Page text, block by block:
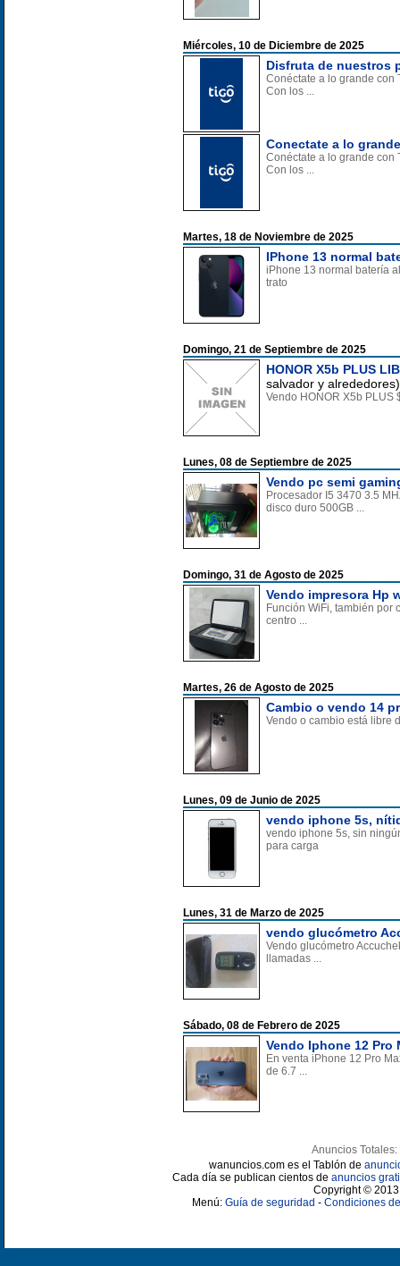
Miércoles, 10 de Diciembre de 2025
Disfruta de nuestros
Conéctate a lo grande con
Con los ...
Conectate a lo
Conéctate a lo grande con
Con los ...
Martes, 18 de Noviembre de 2025
IPhone 13 normal
iPhone 13 normal batería
trato
Domingo, 21 de Septiembre de 2025
HONOR X5b PLUS
salvador y alrededores)
Vendo HONOR X5b PLUS
Lunes, 08 de Septiembre de 2025
Vendo pc semi
Procesador I5 3470 3.5
disco duro 500GB ...
Domingo, 31 de Agosto de 2025
Vendo impresora Hp
Función WiFi, también por
centro ...
Martes, 26 de Agosto de 2025
Cambio o vendo 14
Vendo o cambio está libre
Lunes, 09 de Junio de 2025
vendo iphone 5s,
vendo iphone 5s, sin
para carga
Lunes, 31 de Marzo de 2025
vendo glucómetro
Vendo glucómetro
llamadas ...
Sábado, 08 de Febrero de 2025
Vendo Iphone 12
En venta iPhone 12 Pro
de 6.7 ...
Anuncios Totales:
wanuncios.com es el Tablón de
Cada día se publican cientos de anuncios
Copyright ©
Menú: Guía de seguridad - Condiciones